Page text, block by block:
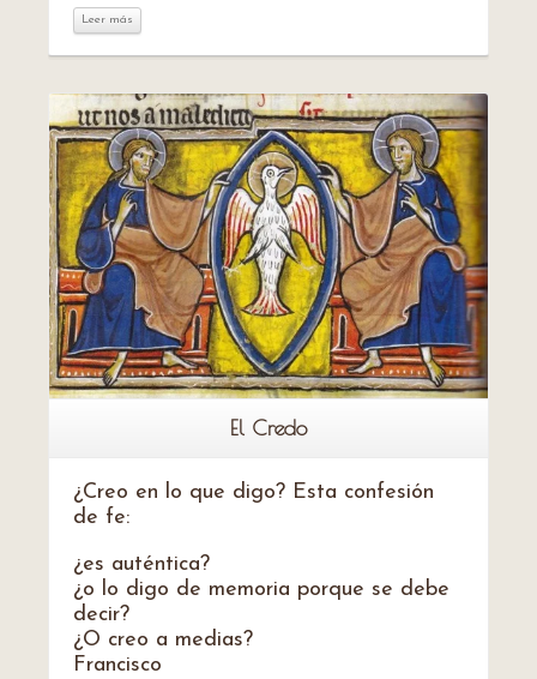
Leer más
Leer más
El Credo
¿Creo en lo que digo? Esta confesión
de fe:
¿es auténtica?
¿o lo digo de memoria porque se debe
decir?
¿O creo a medias?
Francisco